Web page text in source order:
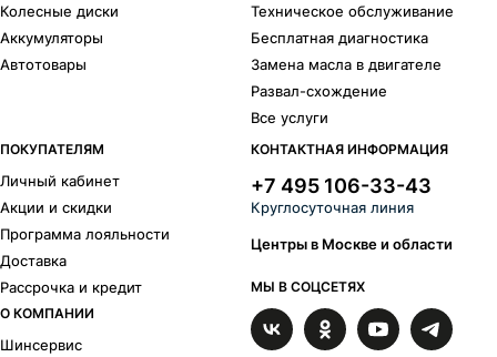
Колесные диски
Аккумуляторы
Автотовары
Техническое обслуживание
Бесплатная диагностика
Замена масла в двигателе
Развал-схождение
Все услуги
ПОКУПАТЕЛЯМ
Личный кабинет
Акции и скидки
Программа лояльности
Доставка
Рассрочка и кредит
О КОМПАНИИ
Шинсервис
КОНТАКТНАЯ ИНФОРМАЦИЯ
+7 495 106-33-43
Круглосуточная линия
Центры в Москве и области
МЫ В СОЦСЕТЯХ